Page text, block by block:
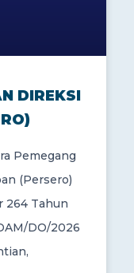
DIREKSI
Pemegang
(Persero)
264 Tahun
DO/2026